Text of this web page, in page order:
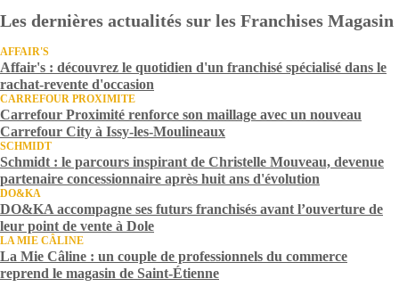
Les dernières actualités sur les Franchises Magasin
AFFAIR'S
Affair's : découvrez le quotidien d'un franchisé spécialisé dans le
rachat-revente d'occasion
CARREFOUR PROXIMITE
Carrefour Proximité renforce son maillage avec un nouveau
Carrefour City à Issy-les-Moulineaux
SCHMIDT
Schmidt : le parcours inspirant de Christelle Mouveau, devenue
partenaire concessionnaire après huit ans d'évolution
DO&KA
DO&KA accompagne ses futurs franchisés avant l’ouverture de
leur point de vente à Dole
LA MIE CÂLINE
La Mie Câline : un couple de professionnels du commerce
reprend le magasin de Saint-Étienne